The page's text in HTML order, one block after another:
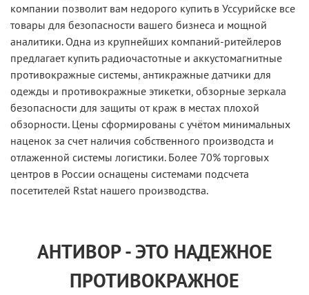
компании позволит вам недорого купить в Уссурийске все
товары для безопасности вашего бизнеса и мощной
аналитики. Одна из крупнейших компаний-ритейлеров
предлагает купить радиочастотные и аккустомагнитные
противокражные системы, антикражные датчики для
одежды и противокражные этикетки, обзорные зеркала
безопасности для защиты от краж в местах плохой
обзорности. Цены сформированы с учётом минимальных
наценок за счет наличия собственного производста и
отлаженной системы логистики. Более 70% торговых
центров в России оснащены системами подсчета
посетителей Rstat нашего производства.
АНТИВОР - ЭТО НАДЕЖНОЕ
ПРОТИВОКРАЖНОЕ